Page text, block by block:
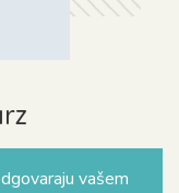
vašem